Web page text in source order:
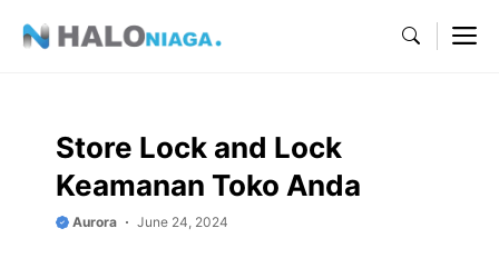
Store Lock and Lock
Keamanan Toko Anda
Aurora June 24, 2024